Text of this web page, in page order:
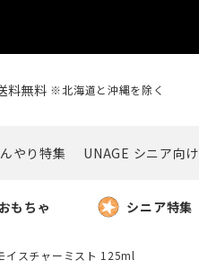
料無料 ※北海道と沖縄を除く
やり特集 UNAGE シニア向け
おもちゃ シニア特集
イスチャーミスト 125ml